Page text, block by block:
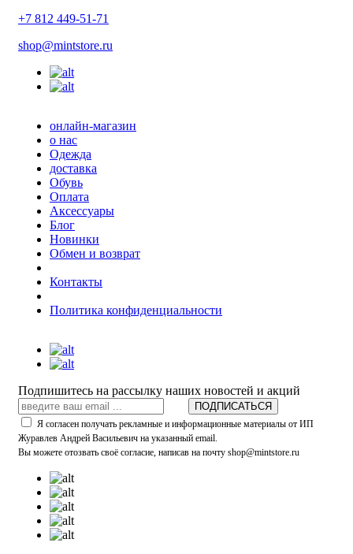
+7 812 449-51-71
shop@mintstore.ru
онлайн-магазин
о нас
Одежда
доставка
Обувь
Оплата
Аксессуары
Блог
Новинки
Обмен и возврат
Контакты
Политика конфиденциальности
Подпишитесь на рассылку наших новостей и акций
ПОДПИСАТЬСЯ
Я согласен получать рекламные и информационные материалы от ИП
Журавлев Андрей Васильевич на указанный email.
Вы можете отозвать своё согласие, написав на почту shop@mintstore.ru